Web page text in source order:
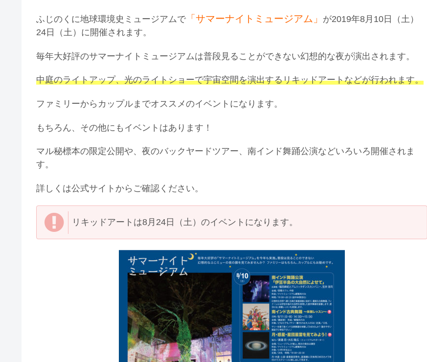
ふじのくに地球環境史ミュージアムで「サマーナイトミュージアム」 が2019年8月10日（土）
24日（土）に開催されます。
毎年大好評のサマーナイトミュージアムは普段見ることができない幻想的な夜が演出されます。
中庭のライトアップ、光のライトショーで宇宙空間を演出するリキッドアートなどが行われます。
ファミリーからカップルまでオススメのイベントになります。
もちろん、その他にもイベントはあります！
マル秘標本の限定公開や、夜のバックヤードツアー、南インド舞踊公演などいろいろ開催されま
す。
詳しくは公式サイトからご確認ください。
リキッドアートは8月24日（土）のイベントになります。